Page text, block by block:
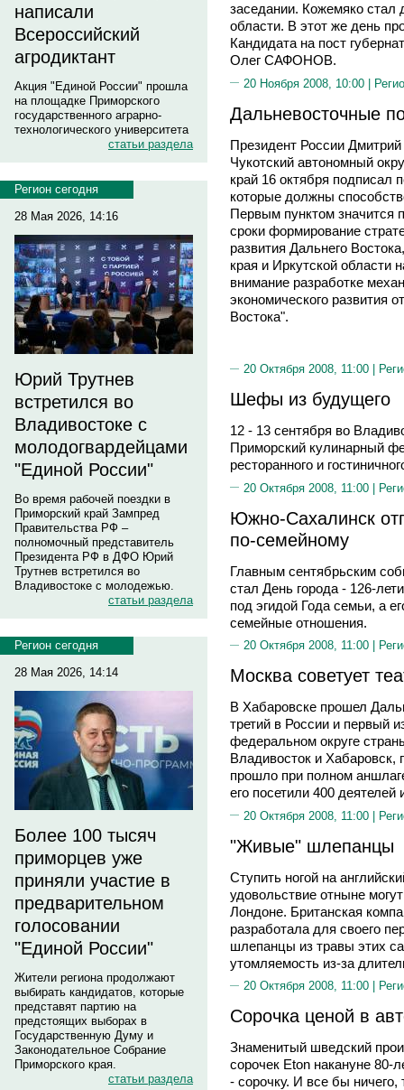
написали
Всероссийский
агродиктант
Акция "Единой России" прошла
на площадке Приморского
государственного аграрно-
технологического университета
статьи раздела
Регион сегодня
28 Мая 2026, 14:16
Юрий Трутнев
встретился во
Владивостоке с
молодогвардейцами
"Единой России"
Во время рабочей поездки в
Приморский край Зампред
Правительства РФ –
полномочный представитель
Президента РФ в ДФО Юрий
Трутнев встретился во
Владивостоке с молодежью.
статьи раздела
Регион сегодня
28 Мая 2026, 14:14
Более 100 тысяч
приморцев уже
приняли участие в
предварительном
голосовании
"Единой России"
Жители региона продолжают
выбирать кандидатов, которые
представят партию на
предстоящих выборах в
Государственную Думу и
Законодательное Собрание
Приморского края.
статьи раздела
заседании. Кожемяко стал
области. В этот же день
Кандидата на пост
Олег САФОНОВ.
20 Ноября 2008, 10:00 |
Дальневосточные
Президент России
Чукотский автономный
край 16 октября подписал
которые должны
Первым пунктом значится
сроки формирование
развития Дальнего
края и Иркутской области
внимание разработке
экономического развития
Востока".
20 Октября 2008, 11:00 |
Шефы из будущего
12 - 13 сентября во
Приморский кулинарный
ресторанного и
20 Октября 2008, 11:00 |
Южно-Сахалинск
по-семейному
Главным сентябрьским
стал День города - 126-
под эгидой Года семьи, а
семейные отношения.
20 Октября 2008, 11:00 |
Москва советует
В Хабаровске прошел
третий в России и первый
федеральном округе
Владивосток и
прошло при полном
его посетили 400 деятелей
20 Октября 2008, 11:00 |
"Живые" шлепанцы
Ступить ногой на
удовольствие отныне
Лондоне. Британская
разработала для своего
шлепанцы из травы этих
утомляемость из-за
20 Октября 2008, 11:00 |
Сорочка ценой в
Знаменитый шведский
сорочек Eton накануне
- сорочку. И все бы ничего,